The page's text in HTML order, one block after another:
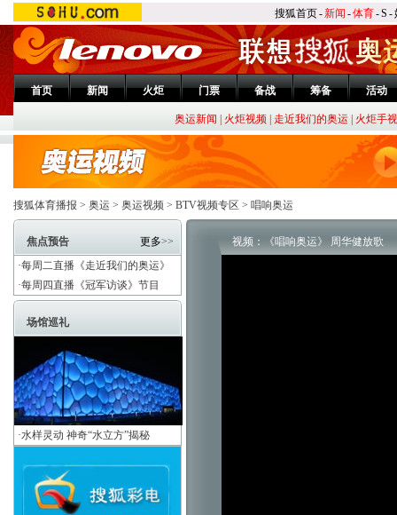
搜狐首页-新闻 -体育-S -
首页 新闻 火炬 门票 备战 筹备 活动
奥运新闻 火炬视频| 走近我们的奥运| 火炬手
搜狐体育播报 > 奥运 > 奥运视频 > BTV视频专区 > 唱响奥运
焦点预告 更多>>
·每周二直播《走近我们的奥运》
·每周四直播《冠军访谈》节目
场馆巡礼
·水样灵动 神奇“水立方”揭秘
视频：《唱响奥运》 周华健放歌